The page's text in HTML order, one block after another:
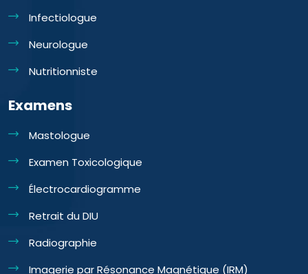
Infectiologue
Neurologue
Nutritionniste
Examens
Mastologue
Examen Toxicologique
Électrocardiogramme
Retrait du DIU
Radiographie
Imagerie par Résonance Magnétique (IRM)